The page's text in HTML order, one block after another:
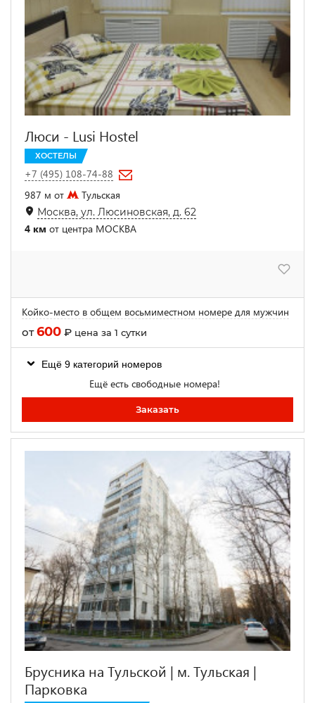
Люси - Lusi Hostel
ХОСТЕЛЫ
+7 (495) 108-74-88
987 м от
Тульская
Москва, ул. Люсиновская, д. 62
4 км от центра МОСКВА
Койко-место в общем восьмиместном номере для мужчин
от600 ₽ цена за 1 сутки
Ещё 9 категорий номеров
Ещё есть свободные номера!
Заказать
Брусника на Тульской | м. Тульская |
Парковка